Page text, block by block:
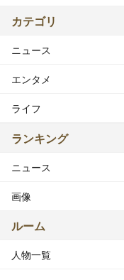
カテゴリ
ニュース
エンタメ
ライフ
ランキング
ニュース
画像
ルーム
人物一覧